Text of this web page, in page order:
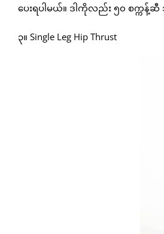
ပေးရပါမယ်။ ဒါကိုလည်း ၅၀ စက္ကန့်ဆီ
၃။ Single Leg Hip Thrust